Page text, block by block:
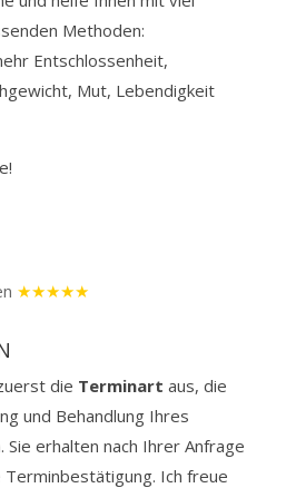
Methoden:
Entschlossenheit,
Mut, Lebendigkeit
★★★★★
die Terminart aus, die
und Behandlung Ihres
Sie erhalten nach Ihrer Anfrage
Ich freue